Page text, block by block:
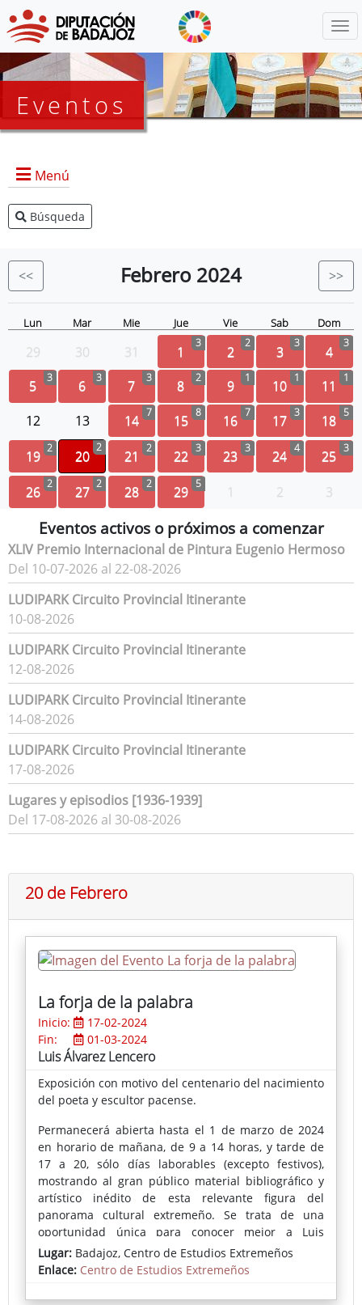
Eventos
Menú
Agenda Presidencia
Eventos
Búsqueda
<< Febrero 2024 >>
Lun Mar Mie Jue Vie Sab Dom
29 30 31 1 3 2 2 3 3 4 3
5 3 6 3 7 3 8 2 9 1 10 1 11 1
12 13 14 7 15 8 16 7 17 3 18 5
19 2 20
2
21 2 22 3 23 3 24 4 25 3
26 2 27 2 28 2 29 5 1 2 3
Eventos activos o próximos a comenzar
XLIV Premio Internacional de Pintura Eugenio Hermoso
Del 10-07-2026 al 22-08-2026
LUDIPARK Circuito Provincial Itinerante
10-08-2026
LUDIPARK Circuito Provincial Itinerante
12-08-2026
LUDIPARK Circuito Provincial Itinerante
14-08-2026
LUDIPARK Circuito Provincial Itinerante
17-08-2026
Lugares y episodios [1936-1939]
Del 17-08-2026 al 30-08-2026
20 de Febrero
La forja de la palabra
Inicio:
17-02-2024
Fin:
01-03-2024
Luis Álvarez Lencero
Exposición con motivo del centenario del nacimiento
del poeta y escultor pacense.
Permanecerá abierta hasta el 1 de marzo de 2024
en horario de mañana, de 9 a 14 horas, y tarde de
17 a 20, sólo días laborables (excepto festivos),
mostrando al gran público material bibliográfico y
artístico inédito de esta relevante figura del
panorama cultural extremeño. Se trata de una
oportunidad única para conocer mejor a Luis
Álvarez Lencero y su círculo intelectual.
Más información (Gabinete de Prensa de la
Diputación de Badajoz)
Lugar: Badajoz, Centro de Estudios Extremeños
Enlace: Centro de Estudios Extremeños